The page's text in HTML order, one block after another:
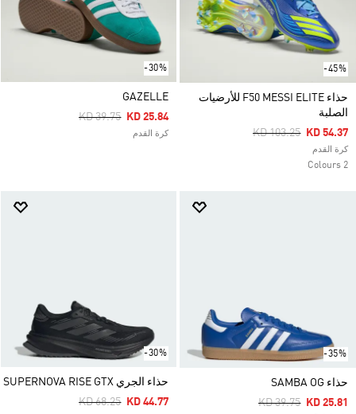
-45%
حذاء F50 MESSI ELITE للأرضيات
الصلبة
Price Reduced From
KD 103.25ToKD 54.37
كرة القدم
2 Colours
-30%
GAZELLE
Price Reduced From
KD 39.75ToKD 25.84
كرة القدم
-35%
حذاء SAMBA OG
Price Reduced
KD 39.75ToKD 25.81
-30%
حذاء الجري SUPERNOVA RISE GTX
Price Reduced From
KD 68.25ToKD 44.77